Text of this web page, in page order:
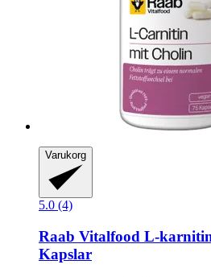
Varukorg
5.0 (4)
Raab Vitalfood L-​
Kapslar